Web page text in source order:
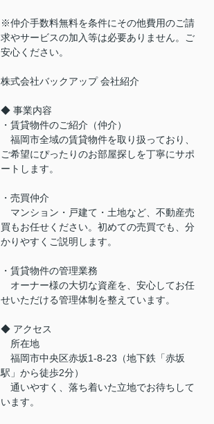
※仲介手数料無料を条件にその他費用のご請
求やサービスの加入等は必要ありません。ご
安心ください。
株式会社バックアップ 会社紹介
◆ 事業内容
・賃貸物件のご紹介（仲介）
福岡市全域の賃貸物件を取り扱っており、
ご希望にぴったりのお部屋探しを丁寧にサポ
ートします。
・売買仲介
マンション・戸建て・土地など、不動産売
買もお任せください。初めての売買でも、分
かりやすくご説明します。
・賃貸物件の管理業務
オーナー様の大切な資産を、安心してお任
せいただける管理体制を整えています。
◆ アクセス
所在地
福岡市中央区赤坂1-8-23（地下鉄「赤坂
駅」から徒歩2分）
通いやすく、落ち着いた立地でお待ちして
います。